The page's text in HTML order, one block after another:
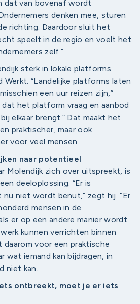
dat van bovenaf wordt
denken mee, sturen
richting. Daardoor sluit het
speelt in de regio en voelt het
zelf.”
sterk in lokale platforms
Werkt. “Landelijke platforms laten
een uur reizen zijn,”
het platform vraag en aanbod
elkaar brengt.” Dat maakt het
praktischer, maar ook
voor veel mensen.
naar potentieel
Molendijk zich over uitspreekt, is
deeloplossing. “Er is
niet wordt benut,” zegt hij. “Er
mensen in de
er op een andere manier wordt
kunnen verrichten binnen
daarom voor een praktische
wat iemand kan bijdragen, in
niet kan.
ontbreekt, moet je er iets